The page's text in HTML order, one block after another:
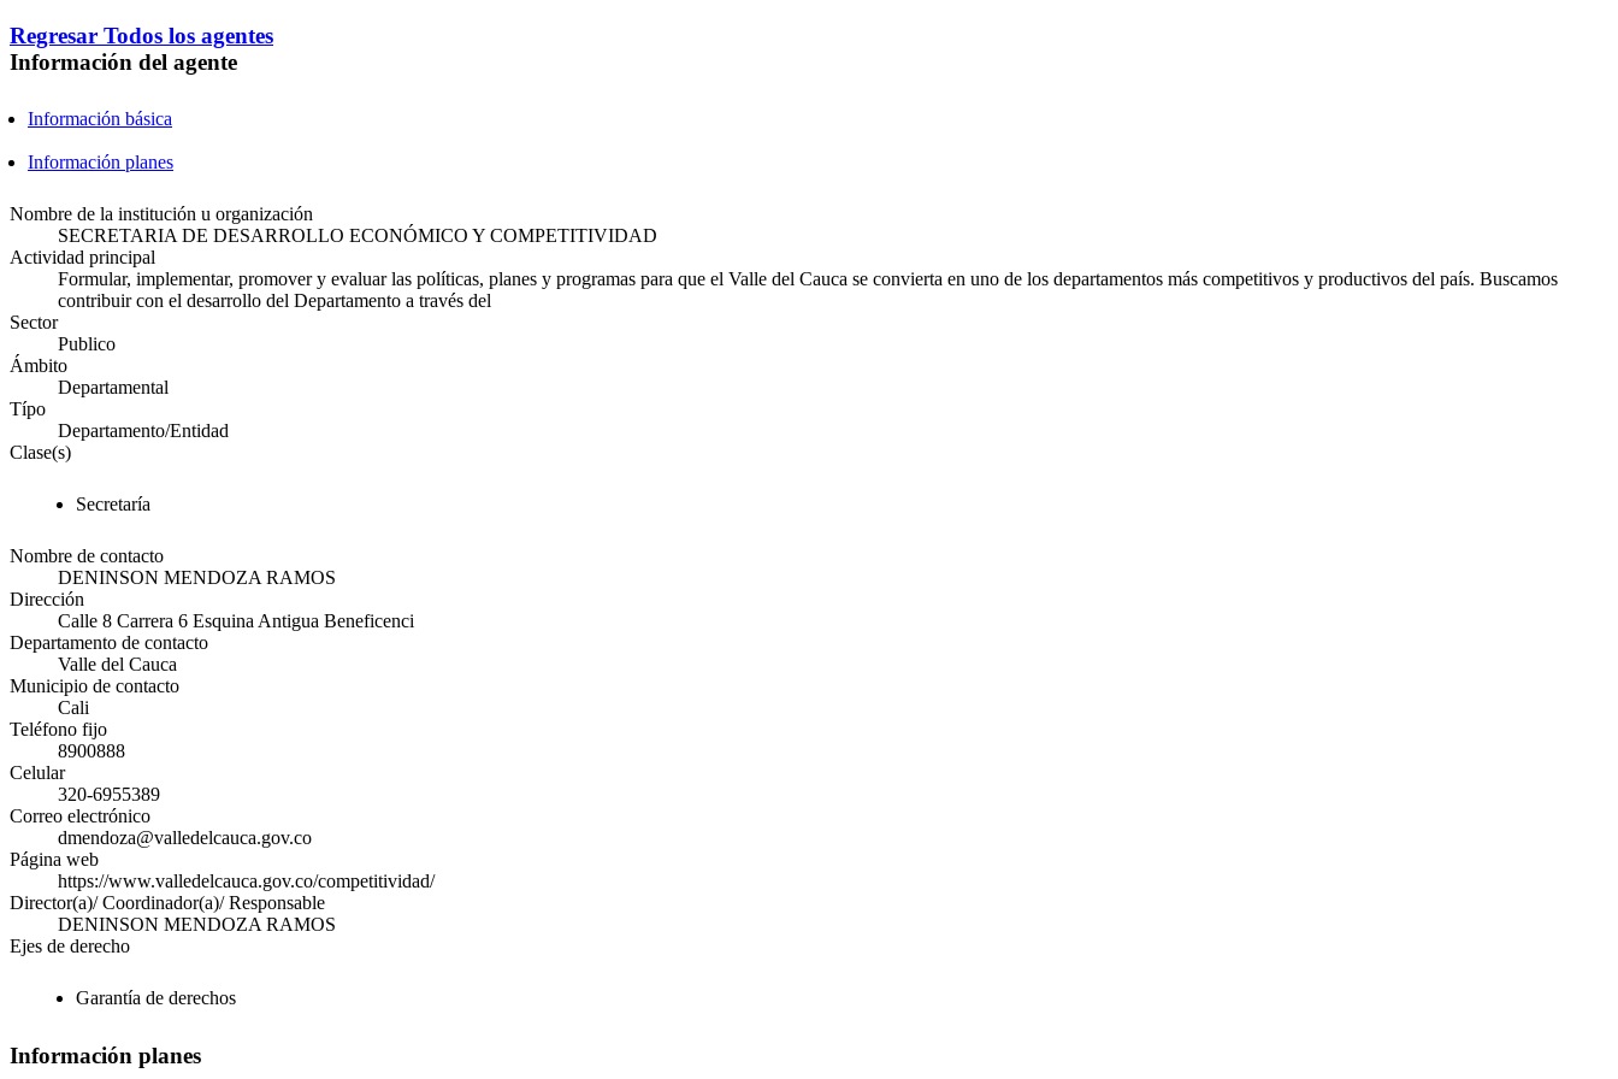
Regresar Todos los agentes
Información del agente
Información básica
Información planes
Nombre de la institución u organización
SECRETARIA DE DESARROLLO ECONÓMICO Y COMPETITIVIDAD
Actividad principal
Formular, implementar, promover y evaluar las políticas, planes y programas para que el Valle del Cauca se convierta en uno de los departamentos más competitivos y productivos del país. Buscamos
contribuir con el desarrollo del Departamento a través del
Sector
Publico
Ámbito
Departamental
Típo
Departamento/Entidad
Clase(s)
Secretaría
Nombre de contacto
DENINSON MENDOZA RAMOS
Dirección
Calle 8 Carrera 6 Esquina Antigua Beneficenci
Departamento de contacto
Valle del Cauca
Municipio de contacto
Cali
Teléfono fijo
8900888
Celular
320-6955389
Correo electrónico
dmendoza@valledelcauca.gov.co
Página web
https://www.valledelcauca.gov.co/competitividad/
Director(a)/ Coordinador(a)/ Responsable
DENINSON MENDOZA RAMOS
Ejes de derecho
Garantía de derechos
Información planes